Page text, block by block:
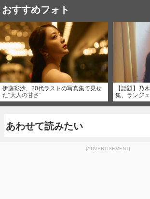
おすすめフォト
伊藤彩沙、20代ラストの写真集で見せ
た“大人の甘さ”
【話題】乃
集、ランジ
あわせて読みたい
[ADVERTISEMENT]